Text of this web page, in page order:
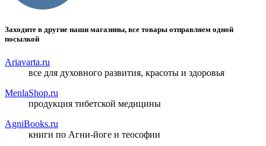
Заходите в другие наши магазины, все товары отправляем одной
посылкой
Ariavarta.ru
все для духовного развития, красоты и здоровья
MenlaShop.ru
продукция тибетской медицины
AgniBooks.ru
книги по Агни-йоге и теософии